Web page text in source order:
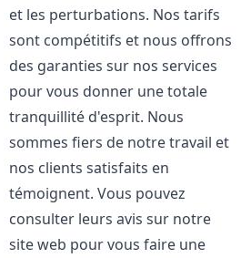
et les perturbations. Nos tarifs
sont compétitifs et nous offrons
des garanties sur nos services
pour vous donner une totale
tranquillité d'esprit. Nous
sommes fiers de notre travail et
nos clients satisfaits en
témoignent. Vous pouvez
consulter leurs avis sur notre
site web pour vous faire une